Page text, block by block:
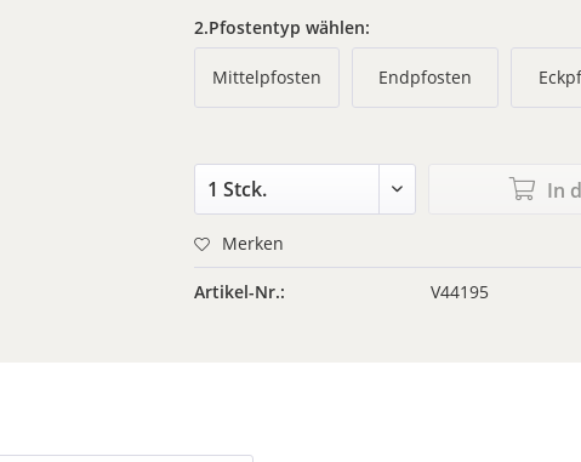
2.Pfostentyp wählen:
Mittelpfosten Endpfosten
In
Merken
Artikel-Nr.: V44195